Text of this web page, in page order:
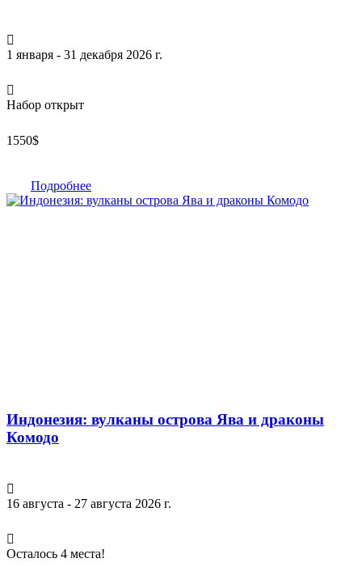
1 января - 31 декабря 2026 г.
Набор открыт
1550$
Подробнее
Индонезия: вулканы острова Ява и драконы
Комодо
16 августа - 27 августа 2026 г.
Осталось 4 места!